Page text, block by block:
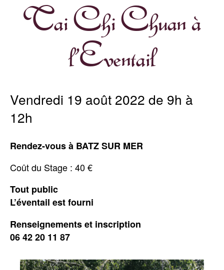
Tai Chi Chuan à
l’Eventail
Vendredi 19 août 2022 de 9h à
12h
Rendez-vous à BATZ SUR MER
Coût du Stage : 40 €
Tout public
L’éventail est fourni
Renseignements et inscription
06 42 20 11 87